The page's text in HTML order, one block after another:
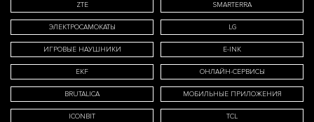
ZTE SMARTERRA
ЭЛЕКТРОСАМОКАТЫ LG
ИГРОВЫЕ НАУШНИКИ E-INK
EKF ОНЛАЙН-СЕРВИСЫ
BRUTALICA МОБИЛЬНЫЕ ПРИЛОЖЕНИЯ
ICONBIT TCL